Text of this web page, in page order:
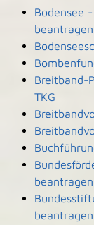
Bodensee
beantragen
Breitband-
TKG
beantragen
beantragen